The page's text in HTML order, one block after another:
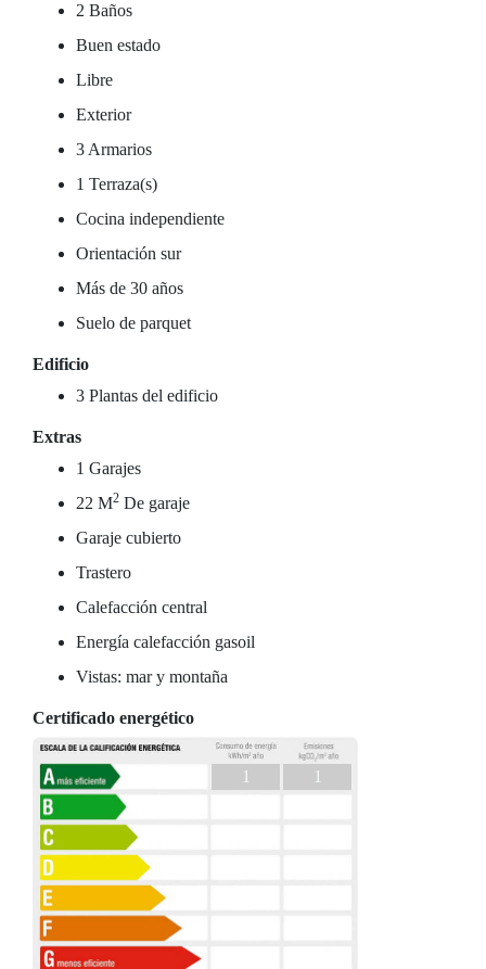
2 Baños
Buen estado
Libre
Exterior
3 Armarios
1 Terraza(s)
Cocina independiente
Orientación sur
Más de 30 años
Suelo de parquet
Edificio
3 Plantas del edificio
Extras
1 Garajes
22 M2 De garaje
Garaje cubierto
Trastero
Calefacción central
Energía calefacción gasoil
Vistas: mar y montaña
Certificado energético
1 1